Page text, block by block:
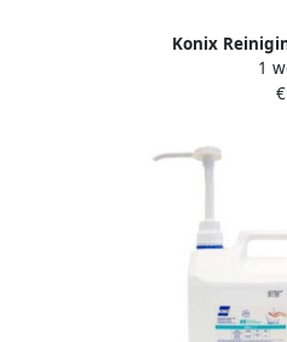
Konix
oppervlakte
1